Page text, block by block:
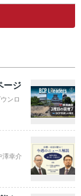
ージ
ンロ
澤幸介